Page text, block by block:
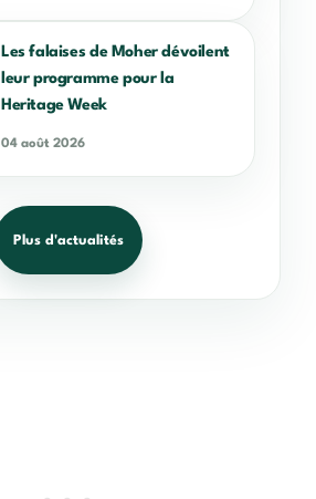
Les falaises de Moher dévoilent
leur programme pour la
Heritage Week
04 août 2026
Plus d'actualités